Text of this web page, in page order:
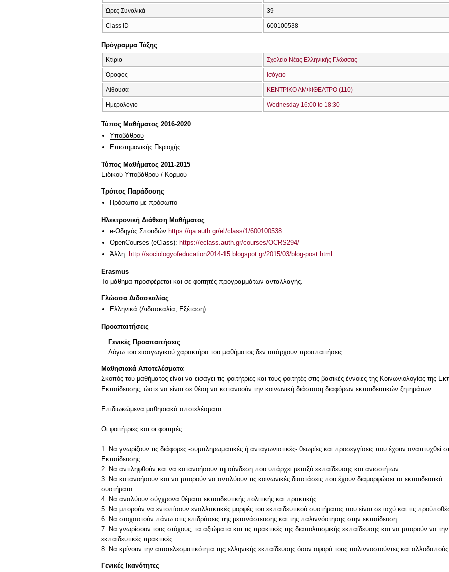
Ώρες Συνολικά 39
Class ID 600100538
Πρόγραμμα Τάξης
Κτίριο Σχολείο Νέας Ελληνικής Γλώσσας
Όροφος Ισόγειο
Αίθουσα ΚΕΝΤΡΙΚΟ ΑΜΦΙΘΕΑΤΡΟ (110)
Ημερολόγιο Wednesday 16:00 to 18:30
Τύπος Μαθήματος 2016-2020
Υποβάθρου
Επιστημονικής Περιοχής
Τύπος Μαθήματος 2011-2015
Ειδικού Υποβάθρου / Κορμού
Τρόπος Παράδοσης
Πρόσωπο με πρόσωπο
Ηλεκτρονική Διάθεση Μαθήματος
e-Οδηγός Σπουδών https://qa.auth.gr/el/class/1/600100538
OpenCourses (eClass): https://eclass.auth.gr/courses/OCRS294/
Άλλη: http://sociologyofeducation2014-15.blogspot.gr/2015/03/blog-post.html
Erasmus
Το μάθημα προσφέρεται και σε φοιτητές προγραμμάτων ανταλλαγής.
Γλώσσα Διδασκαλίας
Ελληνικά (Διδασκαλία, Εξέταση)
Προαπαιτήσεις
Γενικές Προαπαιτήσεις
Λόγω του εισαγωγικού χαρακτήρα του μαθήματος δεν υπάρχουν προαπαιτήσεις.
Μαθησιακά Αποτελέσματα
Σκοπός του μαθήματος είναι να εισάγει τις φοιτήτριες και τους φοιτητές στις βασικές έννοιες της Κοινωνιολογίας της
Εκπαίδευσης, ώστε να είναι σε θέση να κατανοούν την κοινωνική διάσταση διαφόρων εκπαιδευτικών ζητημάτων.
Επιδιωκώμενα μαθησιακά αποτελέσματα:
Οι φοιτήτριες και οι φοιτητές:
1. Να γνωρίζουν τις διάφορες -συμπληρωματικές ή ανταγωνιστικές- θεωρίες και προσεγγίσεις που έχουν αναπτυχθεί
Εκπαίδευσης.
2. Να αντιληφθούν και να κατανοήσουν τη σύνδεση που υπάρχει μεταξύ εκπαίδευσης και ανισοτήτων.
3. Να κατανοήσουν και να μπορούν να αναλύουν τις κοινωνικές διαστάσεις που έχουν διαμορφώσει τα εκπαιδευτικά
συστήματα.
4. Να αναλύουν σύγχρονα θέματα εκπαιδευτικής πολιτικής και πρακτικής.
5. Να μπορούν να εντοπίσουν εναλλακτικές μορφές του εκπαιδευτικού συστήματος που είναι σε ισχύ και τις
6. Να στοχαστούν πάνω στις επιδράσεις της μετανάστευσης και της παλιννόστησης στην εκπαίδευση
7. Να γνωρίσουν τους στόχους, τα αξιώματα και τις πρακτικές της διαπολιτισμικής εκπαίδευσης και να μπορούν να
εκπαιδευτικές πρακτικές
Γενικές Ικανότητες